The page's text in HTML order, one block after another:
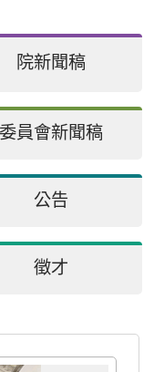
院新聞稿
委員會新聞稿
公告
徵才